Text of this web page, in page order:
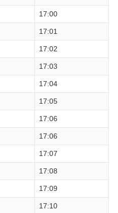
17:00
17:01
17:02
17:03
17:04
17:05
17:06
17:06
17:07
17:08
17:09
17:10